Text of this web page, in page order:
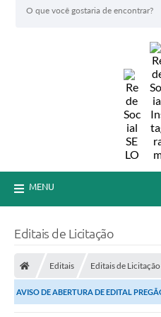
MENU
Editais de Licitação
Editais Editais de Licitação
AVISO DE ABERTURA DE EDITAL